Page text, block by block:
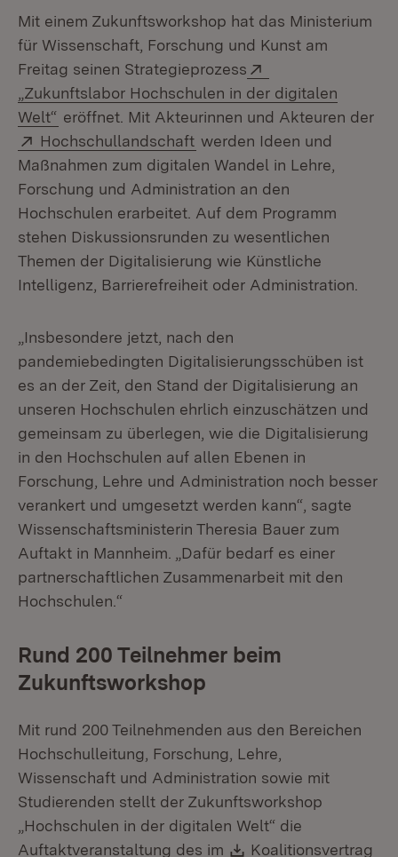
Mit einem Zukunftsworkshop hat das Ministerium
für Wissenschaft, Forschung und Kunst am
Freitag seinen Strategieprozess
„Zukunftslabor Hochschulen in der digitalen
Welt“ (Öffnet in neuem Fenster)
eröffnet. Mit Akteurinnen und Akteuren der
Extern:
Hochschullandschaft (Öffnet in neuem Fenster)
werden Ideen und
Maßnahmen zum digitalen Wandel in Lehre,
Forschung und Administration an den
Hochschulen erarbeitet. Auf dem Programm
stehen Diskussionsrunden zu wesentlichen
Themen der Digitalisierung wie Künstliche
Intelligenz, Barrierefreiheit oder Administration.
„Insbesondere jetzt, nach den
pandemiebedingten Digitalisierungsschüben ist
es an der Zeit, den Stand der Digitalisierung an
unseren Hochschulen ehrlich einzuschätzen und
gemeinsam zu überlegen, wie die Digitalisierung
in den Hochschulen auf allen Ebenen in
Forschung, Lehre und Administration noch besser
verankert und umgesetzt werden kann“, sagte
Wissenschaftsministerin Theresia Bauer zum
Auftakt in Mannheim. „Dafür bedarf es einer
partnerschaftlichen Zusammenarbeit mit den
Hochschulen.“
Rund 200 Teilnehmer beim
Zukunftsworkshop
Mit rund 200 Teilnehmenden aus den Bereichen
Hochschulleitung, Forschung, Lehre,
Wissenschaft und Administration sowie mit
Studierenden stellt der Zukunftsworkshop
„Hochschulen in der digitalen Welt“ die
Auftaktveranstaltung des im
Download:
Koalitionsvertrag